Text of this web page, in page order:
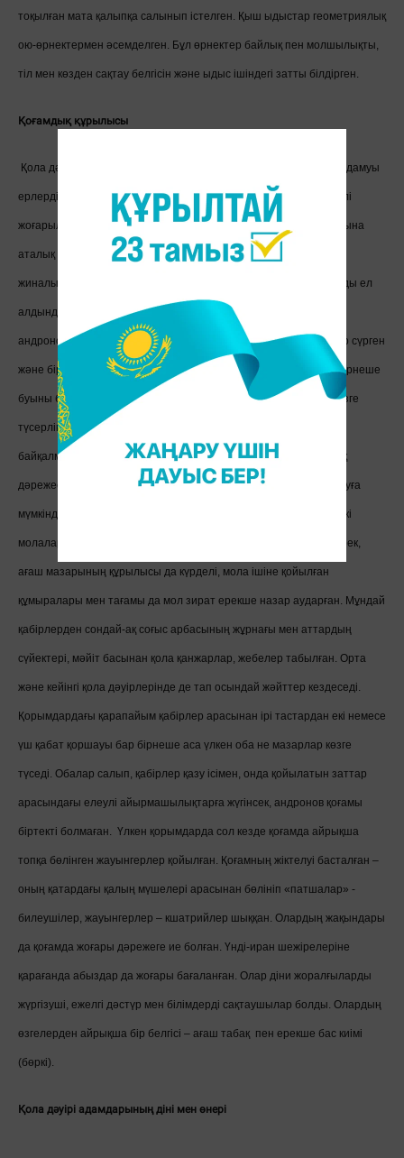
тоқылған мата қалыпқа салынып істелген. Қыш ыдыстар геометриялық
ою-өрнектермен әсемделген. Бұл өрнектер байлық пен молшылықты,
тіл мен көзден сақтау белгісін және ыдыс ішіндегі затты білдірген.
Қоғамдық құрылысы
Қола дәуірінде мал шаруашылығы мен металлургияның жедел дамуы
ерлердің еңбегін көп қажет еткендіктен қоғамда ер адамдар рөлі
жоғарылап, аталық отбасылық қатынас орнады, аналық ру орнына
аталық ру келді. Андроновтықтар қоғамында барлық істі халық
жиналысы шешіп отырды: ру басшыларын сайлау, айыптыларды ел
алдында жазалау және т.б. Жоғарыда айтқанымыздай
андроновшылар үлкен үйде үлкен отбасылық қауым болып өмір сүрген
және бірге тұрып, бәріне ортақ шаруаны ағайын-туыстардың бірнеше
буыны бірлесіп атқарған. Қоныстар материалына қарағанда көзге
түсерліктей ешбір елеулі әлеуметтік және мүліктік теңсіздік
байқалмайды, алайда қорымдарды зерттеу ісі адамның байлық
дәрежесі мен қоғамдағы мәртебесінің айырмашылығын анықтауға
мүмкіндік береді. Ертедегі қола дәуірінің өзінде көптеген біркелкі
молалар ішінен өзгелерге қарағанда қабірі үлкенірек те тереңірек,
ағаш мазарының құрылысы да күрделі, мола ішіне қойылған
құмыралары мен тағамы да мол зират ерекше назар аударған. Мұндай
қабірлерден сондай-ақ соғыс арбасының жұрнағы мен аттардың
сүйектері, мәйіт басынан қола қанжарлар, жебелер табылған. Орта
және кейінгі қола дәуірлерінде де тап осындай жәйттер кездеседі.
Қорымдардағы қарапайым қабірлер арасынан ірі тастардан екі немесе
үш қабат қоршауы бар бірнеше аса үлкен оба не мазарлар көзге
түседі. Обалар салып, қабірлер қазу ісімен, онда қойылатын заттар
арасындағы елеулі айырмашылықтарға жүгінсек, андронов қоғамы
біртекті болмаған. Үлкен қорымдарда сол кезде қоғамда айрықша
топқа бөлінген жауынгерлер қойылған. Қоғамның жіктелуі басталған –
оның қатардағы қалың мүшелері арасынан бөлініп «патшалар» -
билеушілер, жауынгерлер – кшатрийлер шыққан. Олардың жақындары
да қоғамда жоғары дәрежеге ие болған. Үнді-иран шежірелеріне
қарағанда абыздар да жоғары бағаланған. Олар діни жоралғыларды
жүргізуші, ежелгі дәстүр мен білімдерді сақтаушылар болды. Олардың
өзгелерден айрықша бір белгісі – ағаш табақ пен ерекше бас киімі
(бөркі).
Қола дәуірі адамдарының діні мен өнері